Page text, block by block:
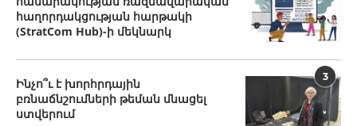
հաղորդակցության հարթակի
(StratCom Hub)-ի մեկնարկ
3
Ինչո՞ւ է խորհրդային
բռնաճնշումների թեման մնացել
ստվերում